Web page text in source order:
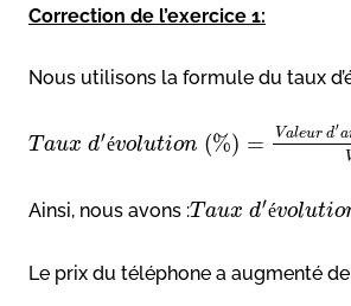
Correction de l’exercice 1:
Nous utilisons la formule du taux
T aux d′évolution (%) = Valeur d′a
Ainsi, nous avons :T aux d′évolutio
Le prix du téléphone a augmenté de